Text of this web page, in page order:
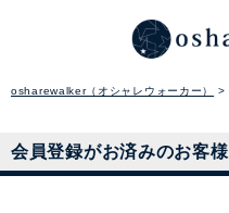
osharewalker（オシャレウォーカー）
会員登録がお済みのお客様